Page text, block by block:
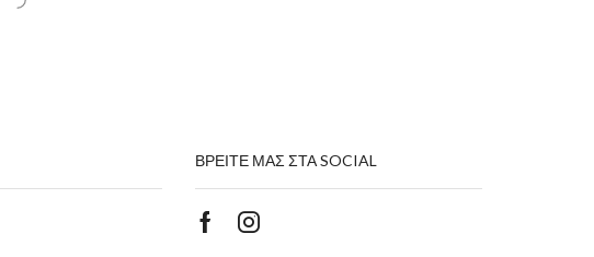
ΒΡΕΙΤΕ ΜΑΣ ΣΤΑ SOCIAL
FacebookInstagram